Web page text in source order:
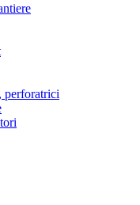
perforatrici